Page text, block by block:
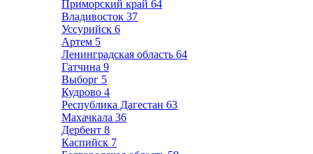
Приморский край 64
Владивосток 37
Уссурийск 6
Артем 5
Ленинградская область 64
Гатчина 9
Выборг 5
Кудрово 4
Республика Дагестан 63
Махачкала 36
Дербент 8
Каспийск 7